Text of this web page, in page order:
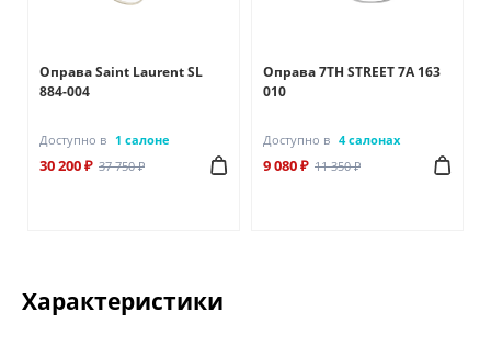
Оправа Saint Laurent SL
884-004
Доступно в 1 салоне
30 200 ₽ 37 750 ₽
Оправа 7TH STREET 7A 163
010
Доступно в 4 салонах
9 080 ₽ 11 350 ₽
Характеристики